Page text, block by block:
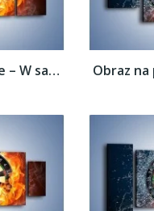
Obraz na płótnie – W sam środek tarczy –...